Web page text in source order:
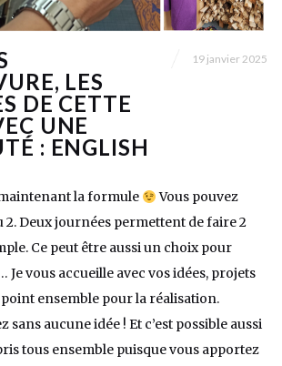
LES
DE CETTE
UNE
: ENGLISH
19 janvier 2025
la formule
Vous pouvez
2. Deux journées permettent de faire 2
Ce peut être aussi un choix pour
Je vous accueille avec vos idées, projets
ensemble pour la réalisation.
sans aucune idée ! Et c’est possible aussi
tous ensemble puisque vous apportez